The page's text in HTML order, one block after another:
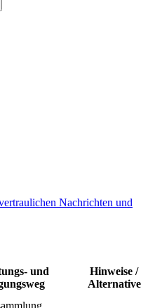
Nachrichten und
und
Hinweise /
Alternative